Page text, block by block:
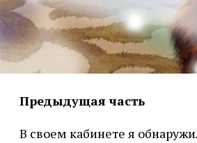
Предыдущая часть
В своем кабинете я